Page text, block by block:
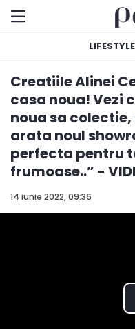
LIFESTYLE
14 iunie 2022, 09:36
Creatiile Alinei
casa noua! Vezi
noua sa
arata noul
perfecta pentru
frumoase..” -